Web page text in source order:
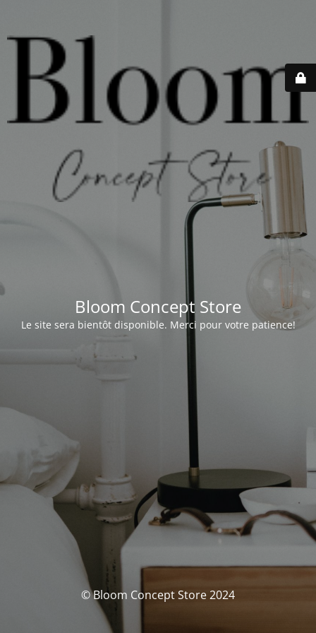
Bloom Concept Store
Le site sera bientôt disponible. Merci pour votre patience!
© Bloom Concept Store 2024